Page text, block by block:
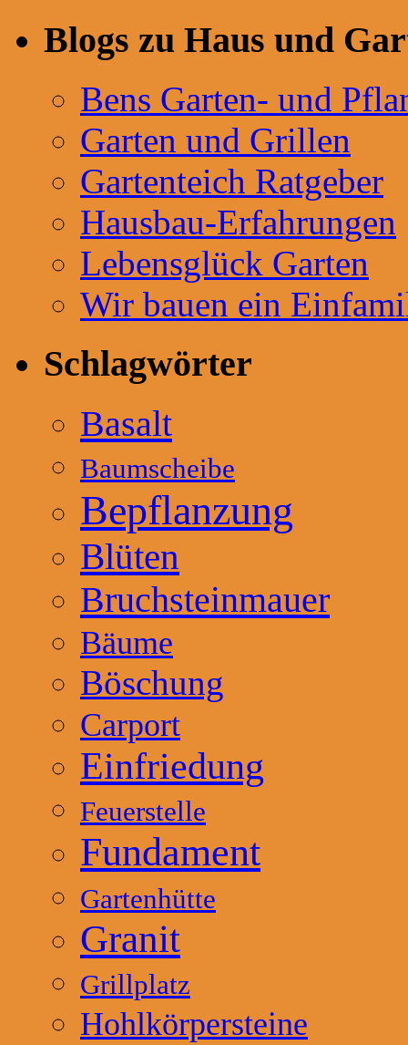
Blogs zu Haus und
Bens Garten- und
Garten und Grillen
Gartenteich Ratgeber
Hausbau-Erfahrungen
Lebensglück Garten
Wir bauen ein
Schlagwörter
Basalt
Baumscheibe
Bepflanzung
Blüten
Bruchsteinmauer
Bäume
Böschung
Carport
Einfriedung
Feuerstelle
Fundament
Gartenhütte
Granit
Grillplatz
Hohlkörpersteine